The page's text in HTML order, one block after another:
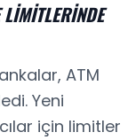
ATM
Yeni
için limitler